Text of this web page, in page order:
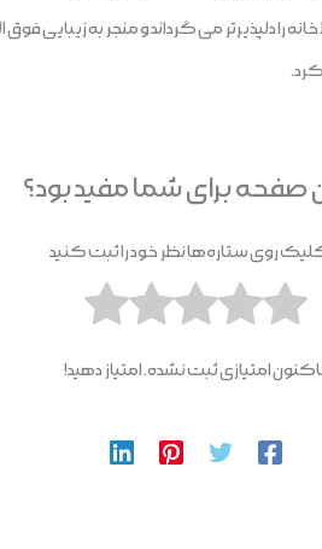
می گرداند و منجر به زیبایی فوق
صفحه برای شما مفید بود؟
روی ستاره‌ها نظر خود را ثبت کنید
امتیازی ثبت نشده. امتیاز دهید!